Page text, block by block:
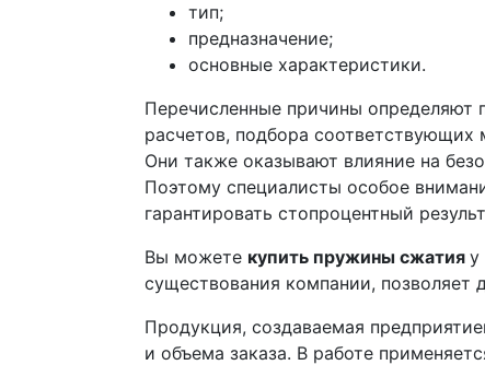
тип;
предназначение;
основные характеристики.
Перечисленные причины определяют
расчетов, подбора
Они также оказывают влияние на
Поэтому специалисты особое
гарантировать стопроцентный
Вы можете купить пружины сжатия у
существования компании, позволяет
Продукция, создаваемая
и объема заказа. В работе